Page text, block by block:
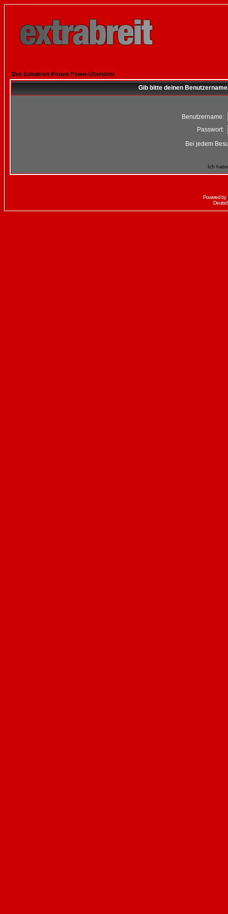
Das Extrabreit-Forum Foren-Übersicht
Gib bitte deinen
Benutzername:
Passwort:
Bei jedem
Ich
Powered by